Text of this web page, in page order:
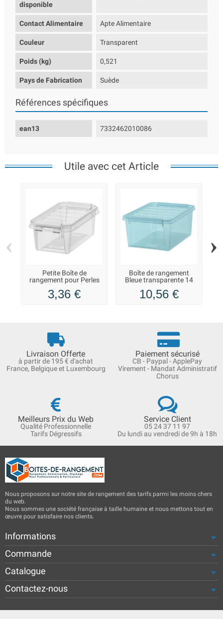
disponible
Contact Alimentaire Apte Alimentaire
Couleur Transparent
Poids (kg) 0,521
Pays de Fabrication Suède
Références spécifiques
ean13 7332462010086
Utile avec cet Article
Petite Boîte de
rangement pour Perles
Trombones 0,3 litres
3,36 €
Boîte de rangement
Bleue transparente 14
litres
10,56 €
‹ ›
Livraison Offerte
à partir de 195 € d'achat
France, Belgique et Luxembourg
Paiement sécurisé
CB - Paypal - ApplePay
Virement - Mandat Administratif
Chorus
Meilleurs Prix du Web
Qualité Professionnelle
Tarifs Dégressifs
Service Client
05 24 37 11 97
Du lundi au vendredi de 9h à 18h
Nous proposons sur notre site de rangement des tarifs parmi les moins chers
du web.
Nous sommes une société française à taille humaine et nous mettons tout en
œuvre pour satisfaire nos clients.
Informations
Commande
Catalogue
Contactez-nous